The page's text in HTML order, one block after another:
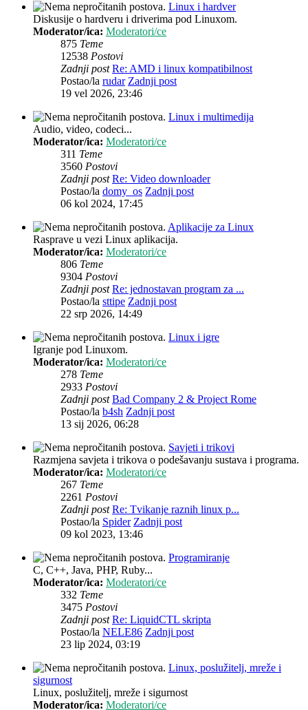
Linux i hardver
Diskusije o hardveru i driverima pod Linuxom.
Moderator/ica: Moderatori/ce
875 Teme
12538 Postovi
Zadnji post Re: AMD i linux kompatibilnost
Postao/la rudar Zadnji post
19 vel 2026, 23:46
Linux i multimedija
Audio, video, codeci...
Moderator/ica: Moderatori/ce
311 Teme
3560 Postovi
Zadnji post Re: Video downloader
Postao/la domy_os Zadnji post
06 kol 2024, 17:45
Aplikacije za Linux
Rasprave u vezi Linux aplikacija.
Moderator/ica: Moderatori/ce
806 Teme
9304 Postovi
Zadnji post Re: jednostavan program za ...
Postao/la sttipe Zadnji post
22 srp 2026, 14:49
Linux i igre
Igranje pod Linuxom.
Moderator/ica: Moderatori/ce
278 Teme
2933 Postovi
Zadnji post Bad Company 2 & Project Rome
Postao/la b4sh Zadnji post
13 sij 2026, 06:28
Savjeti i trikovi
Razmjena savjeta i trikova o podešavanju sustava i programa.
Moderator/ica: Moderatori/ce
267 Teme
2261 Postovi
Zadnji post Re: Tvikanje raznih linux p...
Postao/la Spider Zadnji post
09 kol 2023, 13:46
Programiranje
C, C++, Java, PHP, Ruby...
Moderator/ica: Moderatori/ce
332 Teme
3475 Postovi
Zadnji post Re: LiquidCTL skripta
Postao/la NELE86 Zadnji post
23 lip 2024, 03:19
Linux, poslužitelj, mreže i
sigurnost
Linux, poslužitelj, mreže i sigurnost
Moderator/ica: Moderatori/ce